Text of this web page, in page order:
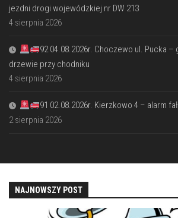
jezdni drogi wojewódzkiej nr DW 213
4 sierpnia 2026
92 04.08.2026r. Choczewo ul. Pucka
drzewie przy chodniku
4 sierpnia 2026
91 02.08.2026r. Kierzkowo 4 – alarm
2 sierpnia 2026
NAJNOWSZY POST